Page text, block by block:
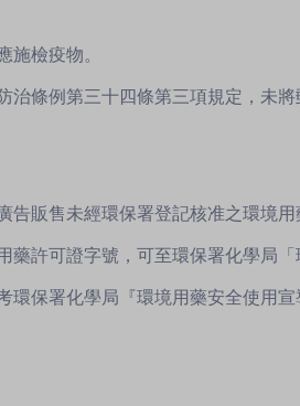
施檢疫物。
治條例第三十四條第三項規定，未
告販售未經環保署登記核准之環境
藥許可證字號，可至環保署化學局
環保署化學局『環境用藥安全使用宣